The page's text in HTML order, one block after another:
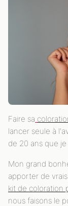
Faire sa
lancer seule à
de 20 ans que
Mon grand
apporter de
kit de coloration
nous faisons le